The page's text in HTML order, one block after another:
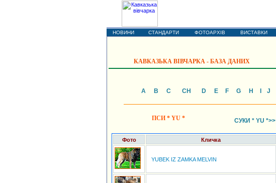
НОВИНИ СТАНДАРТИ ФОТОАРХІВ ВИСТАВКИ
КАВКАЗЬКА ВІВЧАРКА - БАЗА ДАНИХ
А B C CH D E F G H J
ПСИ * YU * СУКИ * YU *>>
Фото Кличка
YUBEK IZ ZAMKA MELVIN